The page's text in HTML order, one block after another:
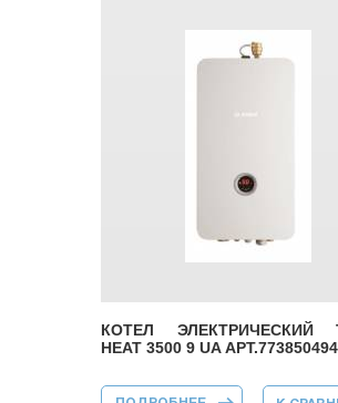
КОТЕЛ ЭЛЕКТРИЧЕСКИЙ
HEAT 3500 9 UA